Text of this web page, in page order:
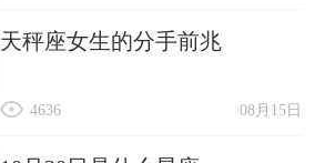
天秤座女生的分手前兆
08月15日
4636